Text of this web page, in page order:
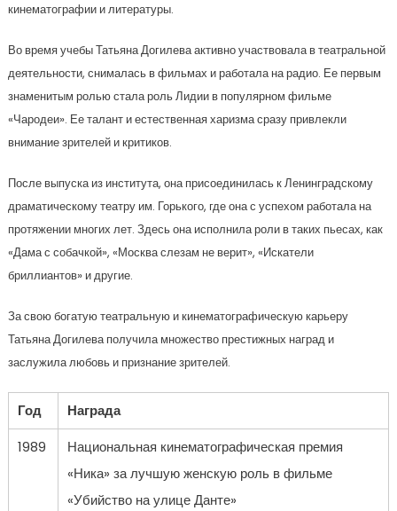
кинематографии и литературы.
Во время учебы Татьяна Догилева активно участвовала в театральной
деятельности, снималась в фильмах и работала на радио. Ее первым
знаменитым ролью стала роль Лидии в популярном фильме
«Чародеи». Ее талант и естественная харизма сразу привлекли
внимание зрителей и критиков.
После выпуска из института, она присоединилась к Ленинградскому
драматическому театру им. Горького, где она с успехом работала на
протяжении многих лет. Здесь она исполнила роли в таких пьесах, как
«Дама с собачкой», «Москва слезам не верит», «Искатели
бриллиантов» и другие.
За свою богатую театральную и кинематографическую карьеру
Татьяна Догилева получила множество престижных наград и
заслужила любовь и признание зрителей.
Год
Награда
1989
Национальная кинематографическая премия
«Ника» за лучшую женскую роль в фильме
«Убийство на улице Данте»